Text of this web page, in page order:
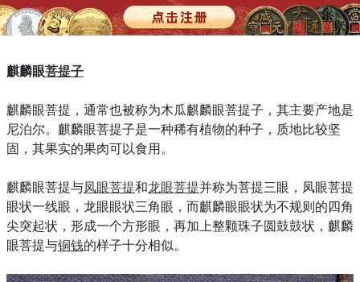
麒麟眼菩提子
麒麟眼菩提，通常也被称为木瓜麒麟眼菩提子，其主要产地是
尼泊尔。麒麟眼菩提子是一种稀有植物的种子，质地比较坚
固，其果实的果肉可以食用。
麒麟眼菩提与凤眼菩提和龙眼菩提并称为菩提三眼，凤眼菩提
眼状一线眼，龙眼眼状三角眼，而麒麟眼眼状为不规则的四角
尖突起状，形成一个方形眼，再加上整颗珠子圆鼓鼓状，麒麟
眼菩提与铜钱的样子十分相似。